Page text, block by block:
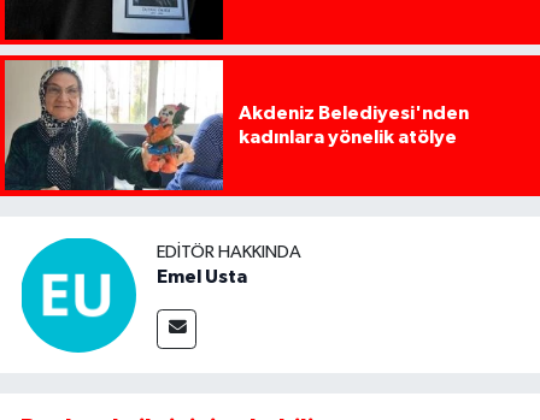
Akdeniz Belediyesi'nden
kadınlara yönelik atölye
EDITÖR HAKKINDA
Emel Usta